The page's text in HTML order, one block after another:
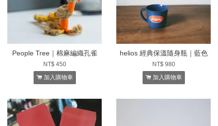
People Tree｜棉麻編織孔雀
NT$ 450
加入購物車
helios 經典保溫隨身瓶｜藍色
NT$ 980
加入購物車